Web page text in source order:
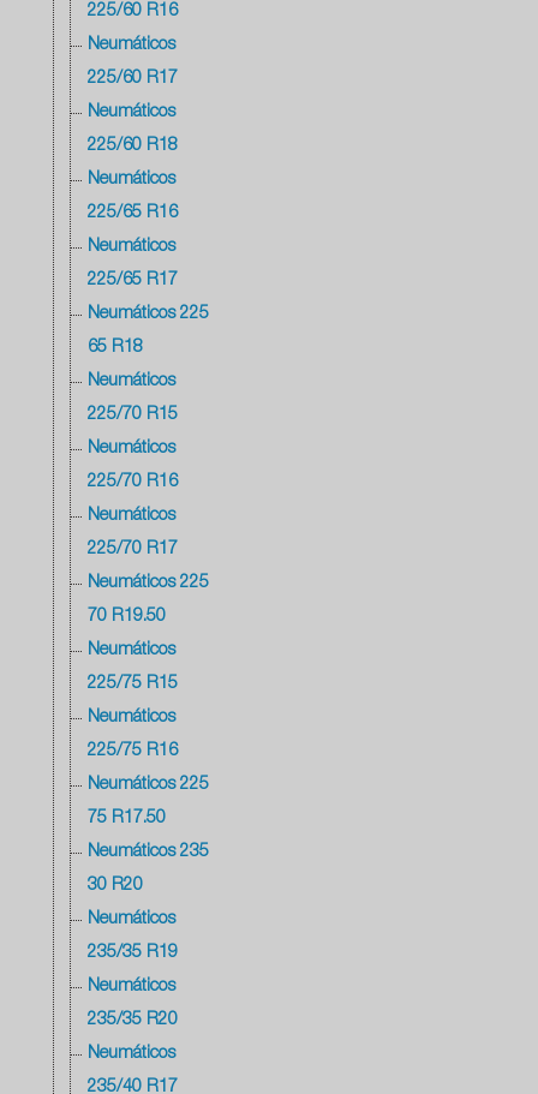
225/60 R16
Neumáticos
225/60 R17
Neumáticos
225/60 R18
Neumáticos
225/65 R16
Neumáticos
225/65 R17
Neumáticos 225
65 R18
Neumáticos
225/70 R15
Neumáticos
225/70 R16
Neumáticos
225/70 R17
Neumáticos 225
70 R19.50
Neumáticos
225/75 R15
Neumáticos
225/75 R16
Neumáticos 225
75 R17.50
Neumáticos 235
30 R20
Neumáticos
235/35 R19
Neumáticos
235/35 R20
Neumáticos
235/40 R17